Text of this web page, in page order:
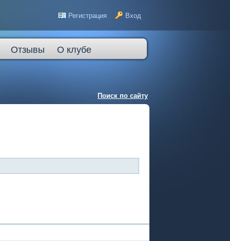
Регистрация Вход
Отзывы О клубе
Поиск по сайту